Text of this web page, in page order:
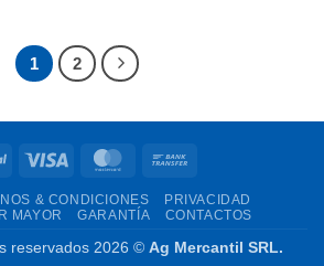
1 2
PayPal Visa MasterCard
& CONDICIONES
PRIVACIDAD
MAYOR
GARANTÍA CONTACTOS
reservados 2026 © Ag Mercantil SRL.